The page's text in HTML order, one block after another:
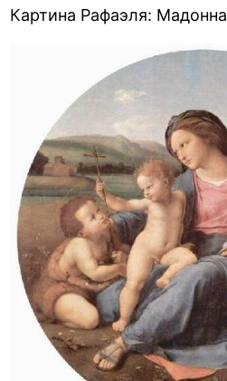
Картина Рафаэля: Мадонна